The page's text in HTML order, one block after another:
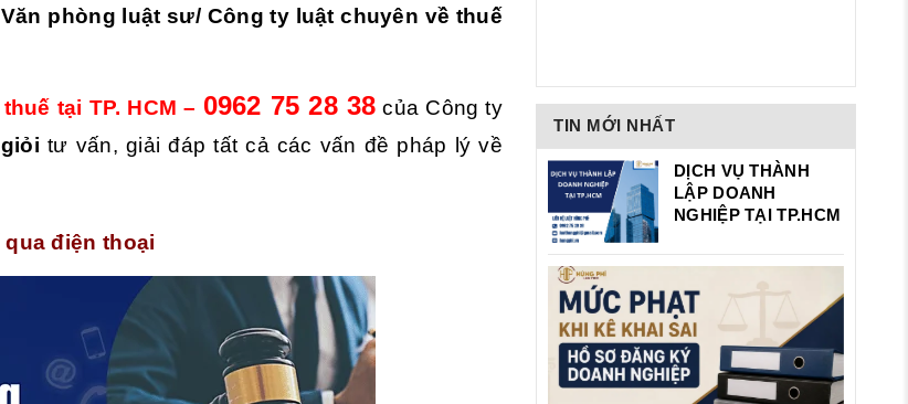
Văn phòng luật sư/ Công ty luật chuyên về thuế
tại TP. HCM – 0962 75 28 38 của Công ty
tư vấn, giải đáp tất cả các vấn đề pháp lý về
điện thoại
TIN MỚI NHẤT
DỊCH VỤ THÀNH
LẬP DOANH
NGHIỆP TẠI TP.HCM